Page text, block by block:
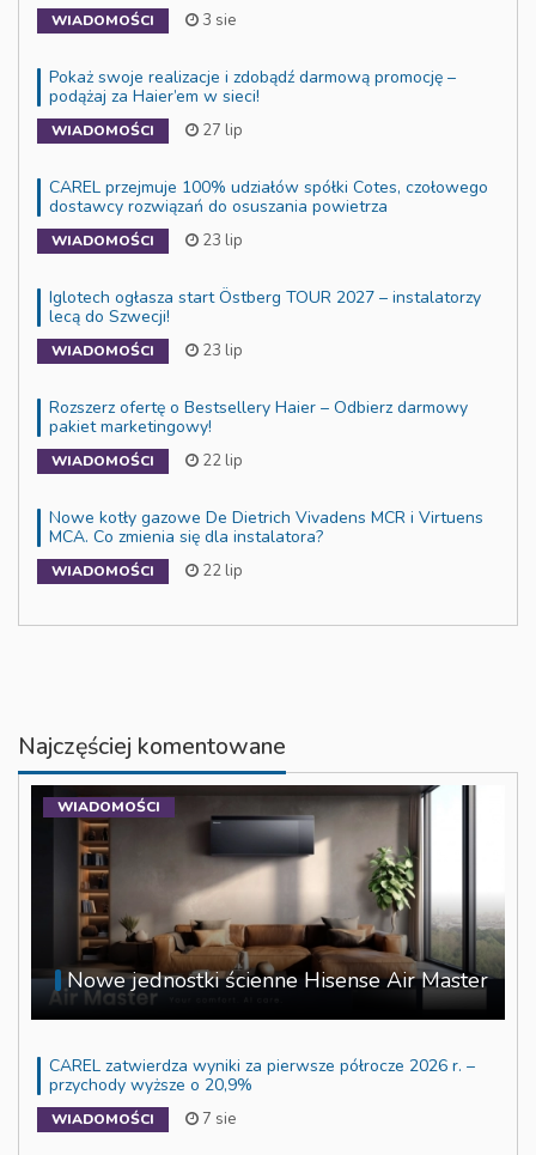
WIADOMOŚCI 3 sie
Pokaż swoje realizacje i zdobądź darmową promocję –
podążaj za Haier’em w sieci!
WIADOMOŚCI 27 lip
CAREL przejmuje 100% udziałów spółki Cotes, czołowego
dostawcy rozwiązań do osuszania powietrza
WIADOMOŚCI 23 lip
Iglotech ogłasza start Östberg TOUR 2027 – instalatorzy
lecą do Szwecji!
WIADOMOŚCI 23 lip
Rozszerz ofertę o Bestsellery Haier – Odbierz darmowy
pakiet marketingowy!
WIADOMOŚCI 22 lip
Nowe kotły gazowe De Dietrich Vivadens MCR i Virtuens
MCA. Co zmienia się dla instalatora?
WIADOMOŚCI 22 lip
Najczęściej komentowane
Nowe jednostki ścienne Hisense Air Master
WIADOMOŚCI
CAREL zatwierdza wyniki za pierwsze półrocze 2026 r. –
przychody wyższe o 20,9%
WIADOMOŚCI 7 sie